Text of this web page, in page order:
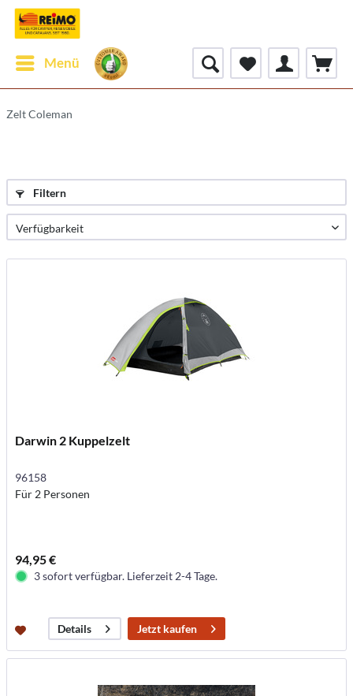
Menü
Zelt Coleman
Filtern
Darwin 2 Kuppelzelt
96158
Für 2 Personen
94,95 €
3 sofort verfügbar. Lieferzeit 2-4 Tage.
Details Jetzt kaufen